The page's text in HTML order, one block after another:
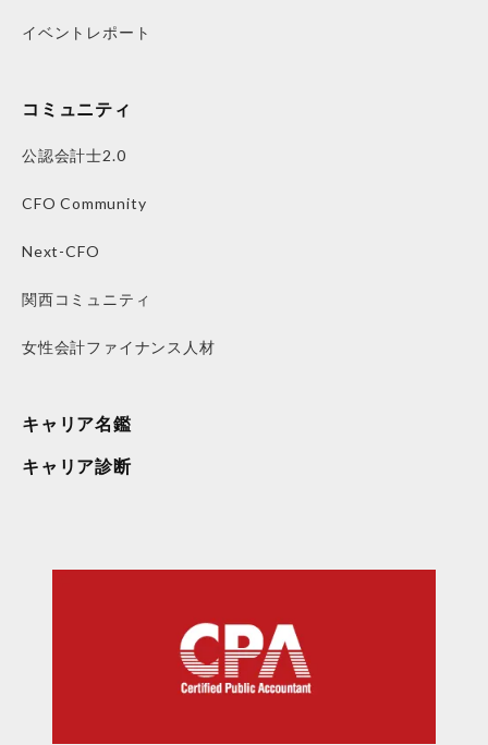
イベントレポート
コミュニティ
公認会計士2.0
CFO Community
Next-CFO
関西コミュニティ
女性会計ファイナンス人材
キャリア名鑑
キャリア診断